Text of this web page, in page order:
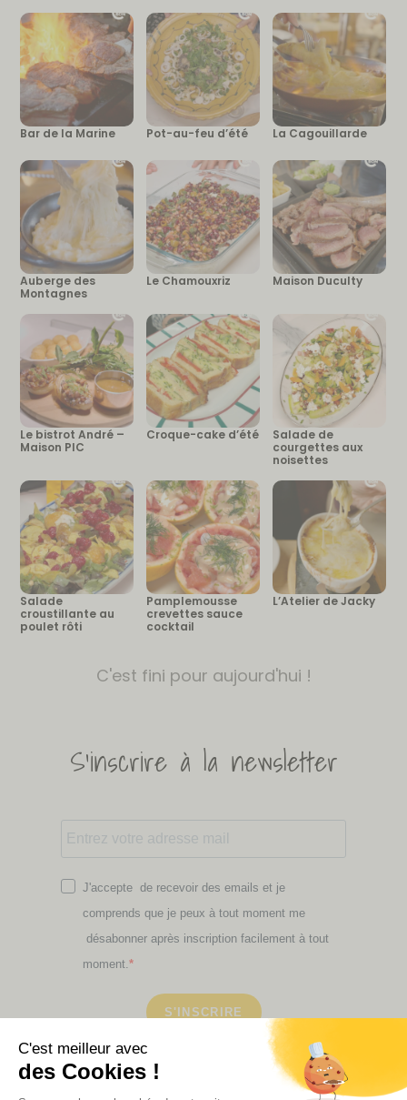
Bar de la Marine Pot-au-feu d’été La Cagouillarde
Auberge des
Montagnes
Le Chamouxriz Maison Duculty
Le bistrot André –
Maison PIC
Croque-cake d’été
Salade de
courgettes aux
noisettes
Salade
croustillante au
poulet rôti
Pamplemousse
crevettes sauce
cocktail
L’Atelier de Jacky
C'est fini pour aujourd'hui !
S'inscrire à la newsletter
J'accepte de recevoir des emails et je
comprends que je peux à tout moment me
désabonner après inscription facilement à tout
moment.
S'INSCRIRE
Retrouvez ici toutes les newsletters que vous avez
manquées